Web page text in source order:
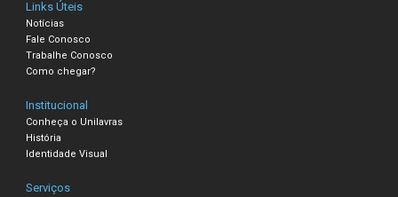
Links Úteis
Notícias
Fale Conosco
Trabalhe Conosco
Como chegar?
Institucional
Conheça o Unilavras
História
Identidade Visual
Serviços